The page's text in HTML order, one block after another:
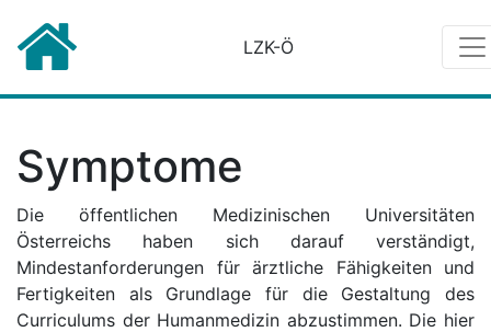
LZK-Ö
Symptome
Die öffentlichen Medizinischen Universitäten
Österreichs haben sich darauf verständigt,
Mindestanforderungen für ärztliche Fähigkeiten und
Fertigkeiten als Grundlage für die Gestaltung des
Curriculums der Humanmedizin abzustimmen. Die hier